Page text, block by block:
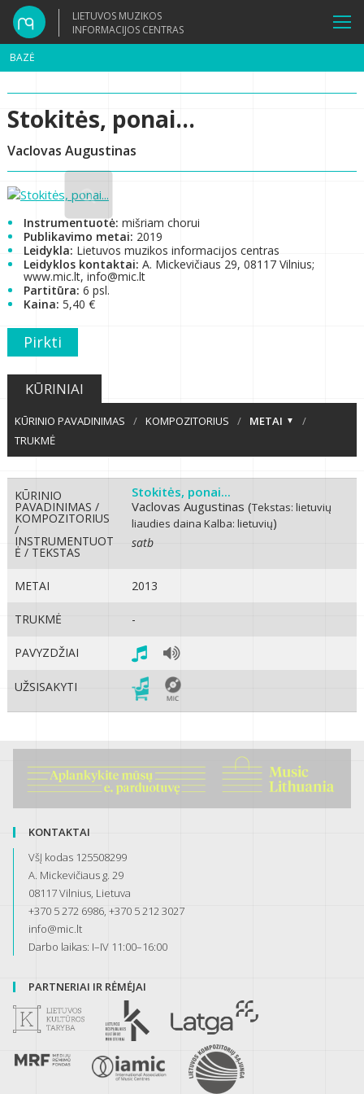
LIETUVOS MUZIKOS
INFORMACIJOS CENTRAS
BAZĖ
Stokitės, ponai...
Vaclovas Augustinas
Instrumentuotė: mišriam chorui
Publikavimo metai: 2019
Leidykla: Lietuvos muzikos informacijos centras
Leidyklos kontaktai: A. Mickevičiaus 29, 08117 Vilnius;
www.mic.lt, info@mic.lt
Partitūra: 6 psl.
Kaina: 5,40 €
Pirkti
KŪRINIAI
KŪRINIO PAVADINIMAS / KOMPOZITORIUS / METAI
/
TRUKMĖ
KŪRINIO
PAVADINIMAS /
KOMPOZITORIUS
/
INSTRUMENTUOT
Ė / TEKSTAS
Stokitės, ponai...
Vaclovas Augustinas (Tekstas: lietuvių
liaudies dainaKalba: lietuvių)
satb
METAI 2013
TRUKMĖ -
PAVYZDŽIAI
UŽSISAKYTI
KONTAKTAI
VšĮ kodas 125508299
A. Mickevičiaus g. 29
08117 Vilnius, Lietuva
+370 5 272 6986, +370 5 212 3027
info@mic.lt
Darbo laikas: I–IV 11:00–16:00
PARTNERIAI IR RĖMĖJAI